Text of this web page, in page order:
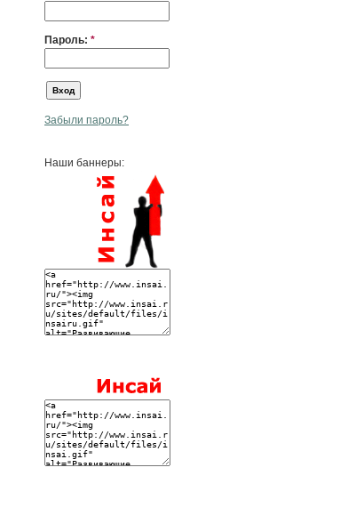
Пароль: *
Забыли пароль?
Наши баннеры: